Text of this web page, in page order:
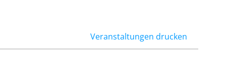
Veranstaltungen drucken